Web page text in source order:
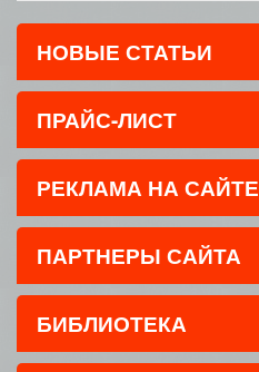
НОВЫЕ СТАТЬИ
ПРАЙС-ЛИСТ
РЕКЛАМА НА САЙТЕ
ПАРТНЕРЫ САЙТА
БИБЛИОТЕКА